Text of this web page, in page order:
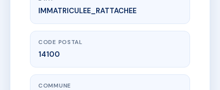
www.vme.plus/AC0686923
RESIDENCE PASTEUR
2 bd louis pasteur
IMMATRICULEE_RATTACHEE
CODE POSTAL
14100
COMMUNE